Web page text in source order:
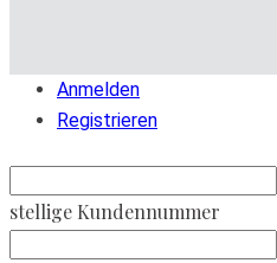
Anmelden
Registrieren
stellige Kundennummer